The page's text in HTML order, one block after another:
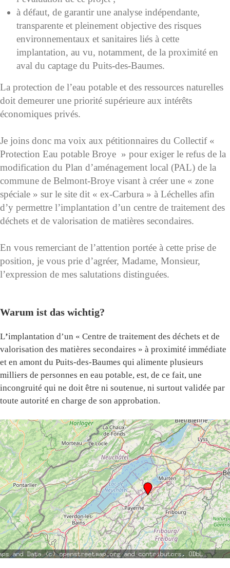
à défaut, de garantir une analyse indépendante,
transparente et pleinement objective des risques
environnementaux et sanitaires liés à cette
implantation, au vu, notamment, de la proximité en
aval du captage du Puits-des-Baumes.
La protection de l’eau potable et des ressources naturelles
doit demeurer une priorité supérieure aux intérêts
économiques privés.
Je joins donc ma voix aux pétitionnaires du Collectif «
Protection Eau potable Broye » pour exiger le refus de la
modification du Plan d’aménagement local (PAL) de la
commune de Belmont-Broye visant à créer une « zone
spéciale » sur le site dit « ex-Carbura » à Léchelles afin
d’y permettre l’implantation d’un centre de traitement des
déchets et de valorisation de matières secondaires.
En vous remerciant de l’attention portée à cette prise de
position, je vous prie d’agréer, Madame, Monsieur,
l’expression de mes salutations distinguées.
Warum ist das wichtig?
L’implantation d’un « Centre de traitement des déchets et de
valorisation des matières secondaires » à proximité immédiate
et en amont du Puits-des-Baumes qui alimente plusieurs
milliers de personnes en eau potable, est, de ce fait, une
incongruité qui ne doit être ni soutenue, ni surtout validée par
toute autorité en charge de son approbation.